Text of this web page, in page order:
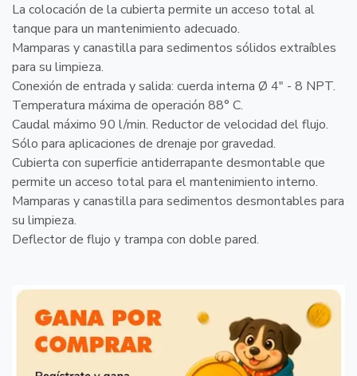
La colocación de la cubierta permite un acceso total al
tanque para un mantenimiento adecuado.
Mamparas y canastilla para sedimentos sólidos extraíbles
para su limpieza.
Conexión de entrada y salida: cuerda interna Ø 4" - 8 NPT.
Temperatura máxima de operación 88° C.
Caudal máximo 90 l/min. Reductor de velocidad del flujo.
Sólo para aplicaciones de drenaje por gravedad.
Cubierta con superficie antiderrapante desmontable que
permite un acceso total para el mantenimiento interno.
Mamparas y canastilla para sedimentos desmontables para
su limpieza.
Deflector de flujo y trampa con doble pared.